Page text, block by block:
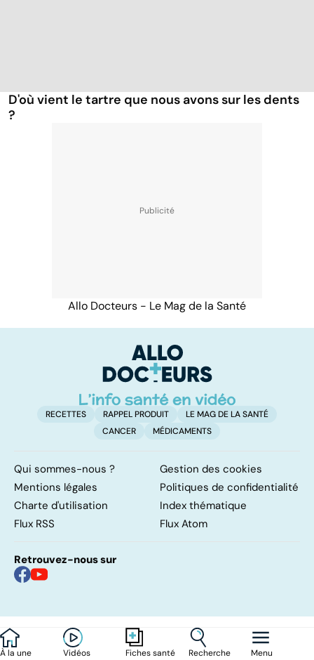
À la une Vidéos Fiches santé Recherche Menu
D'où vient le tartre que nous avons sur les dents
?
Allo Docteurs - Le Mag de la Santé
RECETTES RAPPEL PRODUIT
LE MAG DE LA SANTÉ
CANCER
MÉDICAMENTS
Qui sommes-nous ?
Gestion des cookies
Mentions légales
Politiques de confidentialité
Charte d'utilisation
Index thématique
Flux RSS
Flux Atom
Retrouvez-nous sur